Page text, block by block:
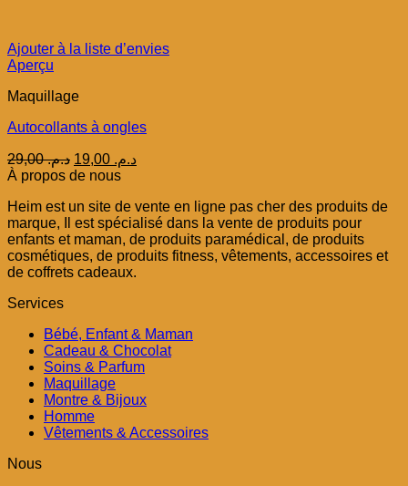
Ajouter à la liste d’envies
Aperçu
Maquillage
Autocollants à ongles
د.م.29,00
Le
prix
était :
د.م. 29,00.
د.م.Le
est :
À propos de nous
Heim est un site de vente en ligne pas cher des produits de
marque, Il est spécialisé dans la vente de produits pour
enfants et maman, de produits paramédical, de produits
cosmétiques, de produits fitness, vêtements, accessoires et
de coffrets cadeaux.
Services
Bébé, Enfant & Maman
Cadeau & Chocolat
Soins & Parfum
Maquillage
Montre & Bijoux
Homme
Vêtements & Accessoires
Nous